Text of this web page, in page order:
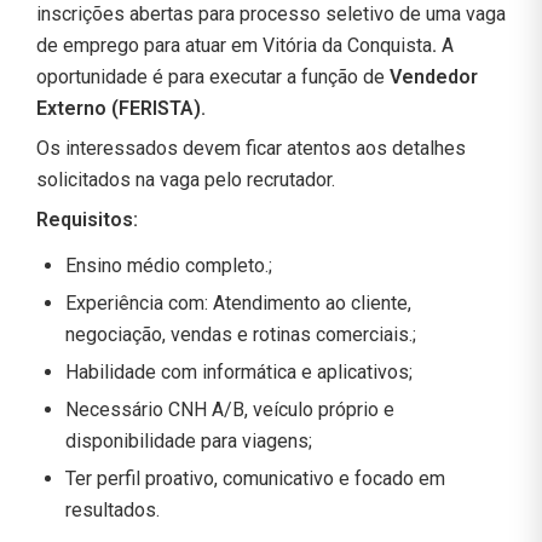
inscrições abertas para processo seletivo de uma vaga
de emprego para atuar em Vitória da Conquista. A
oportunidade é para executar a função de Vendedor
Externo (FERISTA).
Os interessados devem ficar atentos aos detalhes
solicitados na vaga pelo recrutador.
Requisitos:
Ensino médio completo.;
Experiência com: Atendimento ao cliente,
negociação, vendas e rotinas comerciais.;
Habilidade com informática e aplicativos;
Necessário CNH A/B, veículo próprio e
disponibilidade para viagens;
Ter perfil proativo, comunicativo e focado em
resultados.